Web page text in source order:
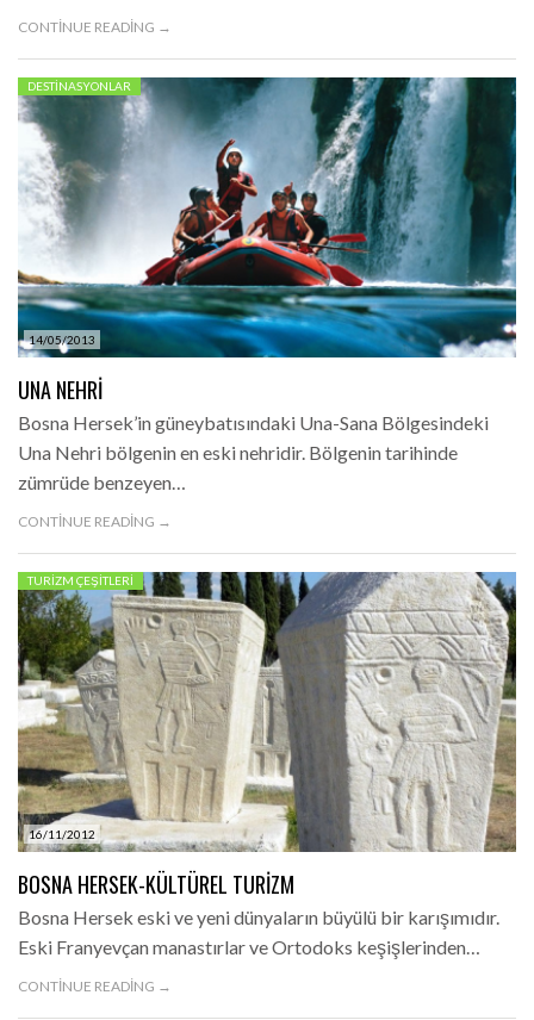
CONTINUE READING →
14/05/2013
DESTINASYONLAR
UNA NEHRI
Bosna Hersek’in güneybatısındaki Una-Sana Bölgesindeki
Una Nehri bölgenin en eski nehridir. Bölgenin tarihinde
zümrüde benzeyen…
CONTINUE READING →
16/11/2012
TURIZM ÇEŞITLERI
BOSNA HERSEK-KÜLTÜREL TURIZM
Bosna Hersek eski ve yeni dünyaların büyülü bir karışımıdır.
Eski Franyevçan manastırlar ve Ortodoks keşişlerinden…
CONTINUE READING →